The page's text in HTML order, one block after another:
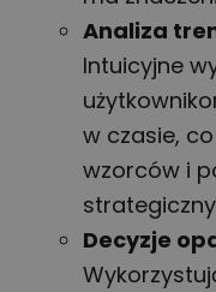
Analiza
Intuicyjne
w czasie,
wzorców i
Decyzje